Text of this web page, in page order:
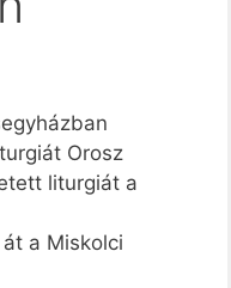
Orosz
liturgiát a
a Miskolci